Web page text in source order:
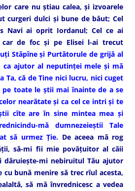
care nu ştiau calea, şi izvoarele
curgeri dulci şi bune de băut; Cel
Navi ai oprit Iordanul; Cel ce ai
de foc şi pe Elisei l-ai trecut
Stăpîne şi Purtătorule de grijă al
ajutor al neputinţei mele şi mă
Ta, că de Tine nici lucru, nici cuget
toate le ştii mai înainte de a se
nearătate şi ca cel ce intri şi te
cîte are în sine mintea mea şi
mă dumnezeieştii Tale
să urmez Ţie. De aceea mă rog
să-mi fii mie povăţuitor al căii
dăruieşte-mi nebiruitul Tău ajutor
bună menire să trec rîul acesta,
să mă învrednicesc a vedea